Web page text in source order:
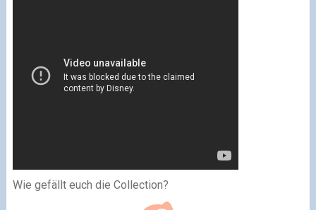
Wie gefällt euch die Collection?